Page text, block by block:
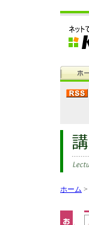
ホーム >